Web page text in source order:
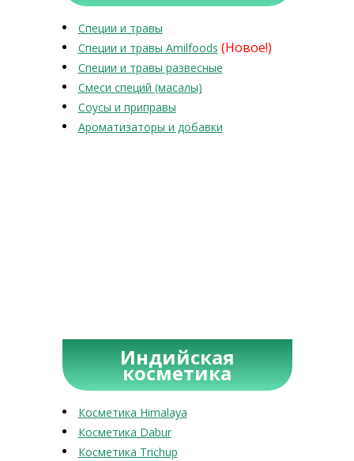
Специи и травы
Специи и травы Amilfoods (Новое!)
Специи и травы развесные
Смеси специй (масалы)
Соусы и приправы
Ароматизаторы и добавки
Индийская
косметика
Косметика Himalaya
Косметика Dabur
Косметика Trichup